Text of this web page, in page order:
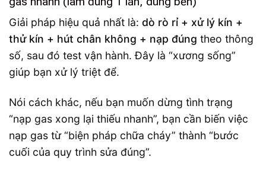
Giải pháp hiệu quả nhất là: dò rò rỉ + xử lý kín +
thử kín + hút chân không + nạp đúng theo thông
số, sau đó test vận hành. Đây là “xương sống”
giúp bạn xử lý triệt để.
Nói cách khác, nếu bạn muốn dừng tình trạng
“nạp gas xong lại thiếu nhanh”, bạn cần biến việc
nạp gas từ “biện pháp chữa cháy” thành “bước
cuối của quy trình sửa đúng”.